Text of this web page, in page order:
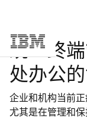
Skip to main
统一终
处办公
企业和机构当前
尤其是在管理和